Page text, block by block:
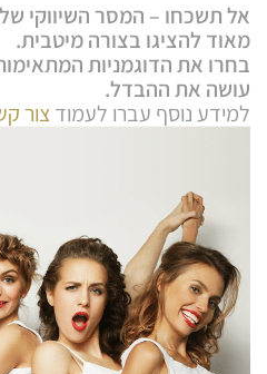
אל תשכחו – המסר השיווקי
מאוד להציגו בצורה מיטבית.
בחרו את הדוגמניות
עושה את ההבדל.
למידע נוסף עברו לעמוד צור